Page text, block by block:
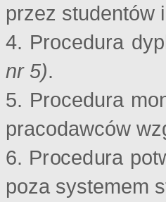
przez studentów
4. Procedura
nr 5).
5. Procedura
pracodawców
6. Procedura
poza systemem